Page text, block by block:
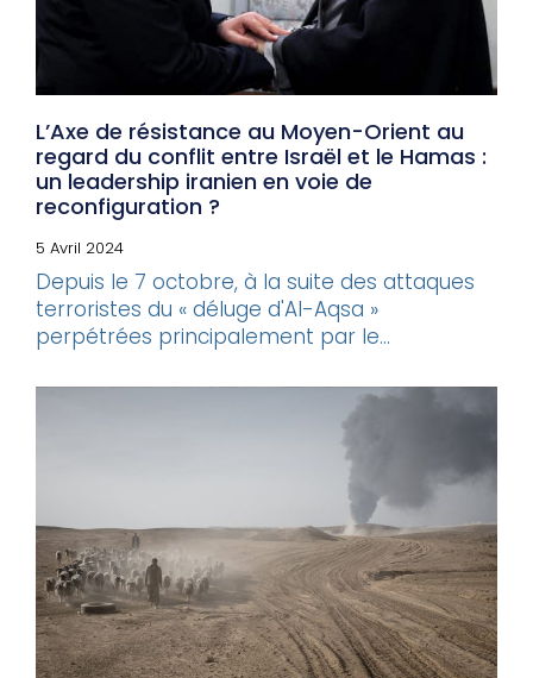
L’Axe de résistance au Moyen-Orient au
regard du conflit entre Israël et le Hamas :
un leadership iranien en voie de
reconfiguration ?
5 Avril 2024
Depuis le 7 octobre, à la suite des attaques
terroristes du « déluge d'Al-Aqsa »
perpétrées principalement par le...